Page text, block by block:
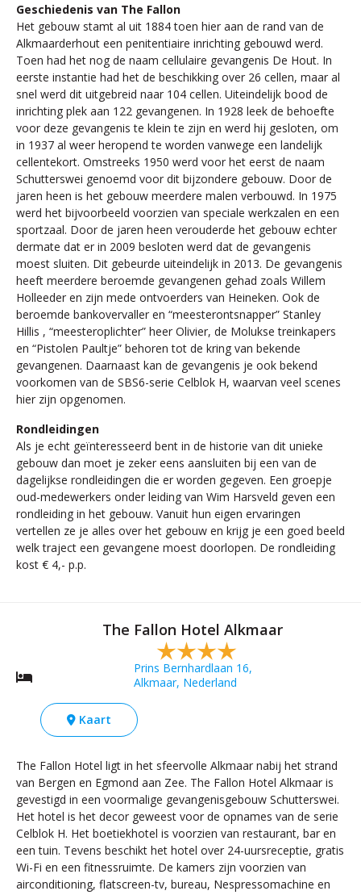
Geschiedenis van The Fallon
Het gebouw stamt al uit 1884 toen hier aan de rand van de
Alkmaarderhout een penitentiaire inrichting gebouwd werd.
Toen had het nog de naam cellulaire gevangenis De Hout. In
eerste instantie had het de beschikking over 26 cellen, maar al
snel werd dit uitgebreid naar 104 cellen. Uiteindelijk bood de
inrichting plek aan 122 gevangenen. In 1928 leek de behoefte
voor deze gevangenis te klein te zijn en werd hij gesloten, om
in 1937 al weer heropend te worden vanwege een landelijk
cellentekort. Omstreeks 1950 werd voor het eerst de naam
Schutterswei genoemd voor dit bijzondere gebouw. Door de
jaren heen is het gebouw meerdere malen verbouwd. In 1975
werd het bijvoorbeeld voorzien van speciale werkzalen en een
sportzaal. Door de jaren heen verouderde het gebouw echter
dermate dat er in 2009 besloten werd dat de gevangenis
moest sluiten. Dit gebeurde uiteindelijk in 2013. De gevangenis
heeft meerdere beroemde gevangenen gehad zoals Willem
Holleeder en zijn mede ontvoerders van Heineken. Ook de
beroemde bankovervaller en “meesterontsnapper” Stanley
Hillis , “meesteroplichter” heer Olivier, de Molukse treinkapers
en “Pistolen Paultje” behoren tot de kring van bekende
gevangenen. Daarnaast kan de gevangenis je ook bekend
voorkomen van de SBS6-serie Celblok H, waarvan veel scenes
hier zijn opgenomen.
Rondleidingen
Als je echt geïnteresseerd bent in de historie van dit unieke
gebouw dan moet je zeker eens aansluiten bij een van de
dagelijkse rondleidingen die er worden gegeven. Een groepje
oud-medewerkers onder leiding van Wim Harsveld geven een
rondleiding in het gebouw. Vanuit hun eigen ervaringen
vertellen ze je alles over het gebouw en krijg je een goed beeld
welk traject een gevangene moest doorlopen. De rondleiding
kost € 4,- p.p.
The Fallon Hotel Alkmaar
Prins Bernhardlaan 16,
Alkmaar, Nederland
Kaart
The Fallon Hotel ligt in het sfeervolle Alkmaar nabij het strand
van Bergen en Egmond aan Zee. The Fallon Hotel Alkmaar is
gevestigd in een voormalige gevangenisgebouw Schutterswei.
Het hotel is het decor geweest voor de opnames van de serie
Celblok H. Het boetiekhotel is voorzien van restaurant, bar en
een tuin. Tevens beschikt het hotel over 24-uursreceptie, gratis
Wi-Fi en een fitnessruimte. De kamers zijn voorzien van
airconditioning, flatscreen-tv, bureau, Nespressomachine en